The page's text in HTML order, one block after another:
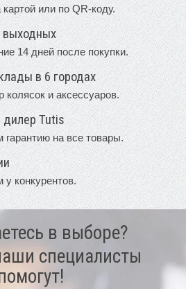
или по QR-коду.
выходных
14 дней после покупки.
в 6 городах
и аксессуаров.
Tutis
гарантию на все товары.
конкурентов.
в выборе?
специалисты